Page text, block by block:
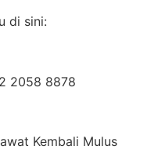
di sini:
2058 8878
Kembali Mulus